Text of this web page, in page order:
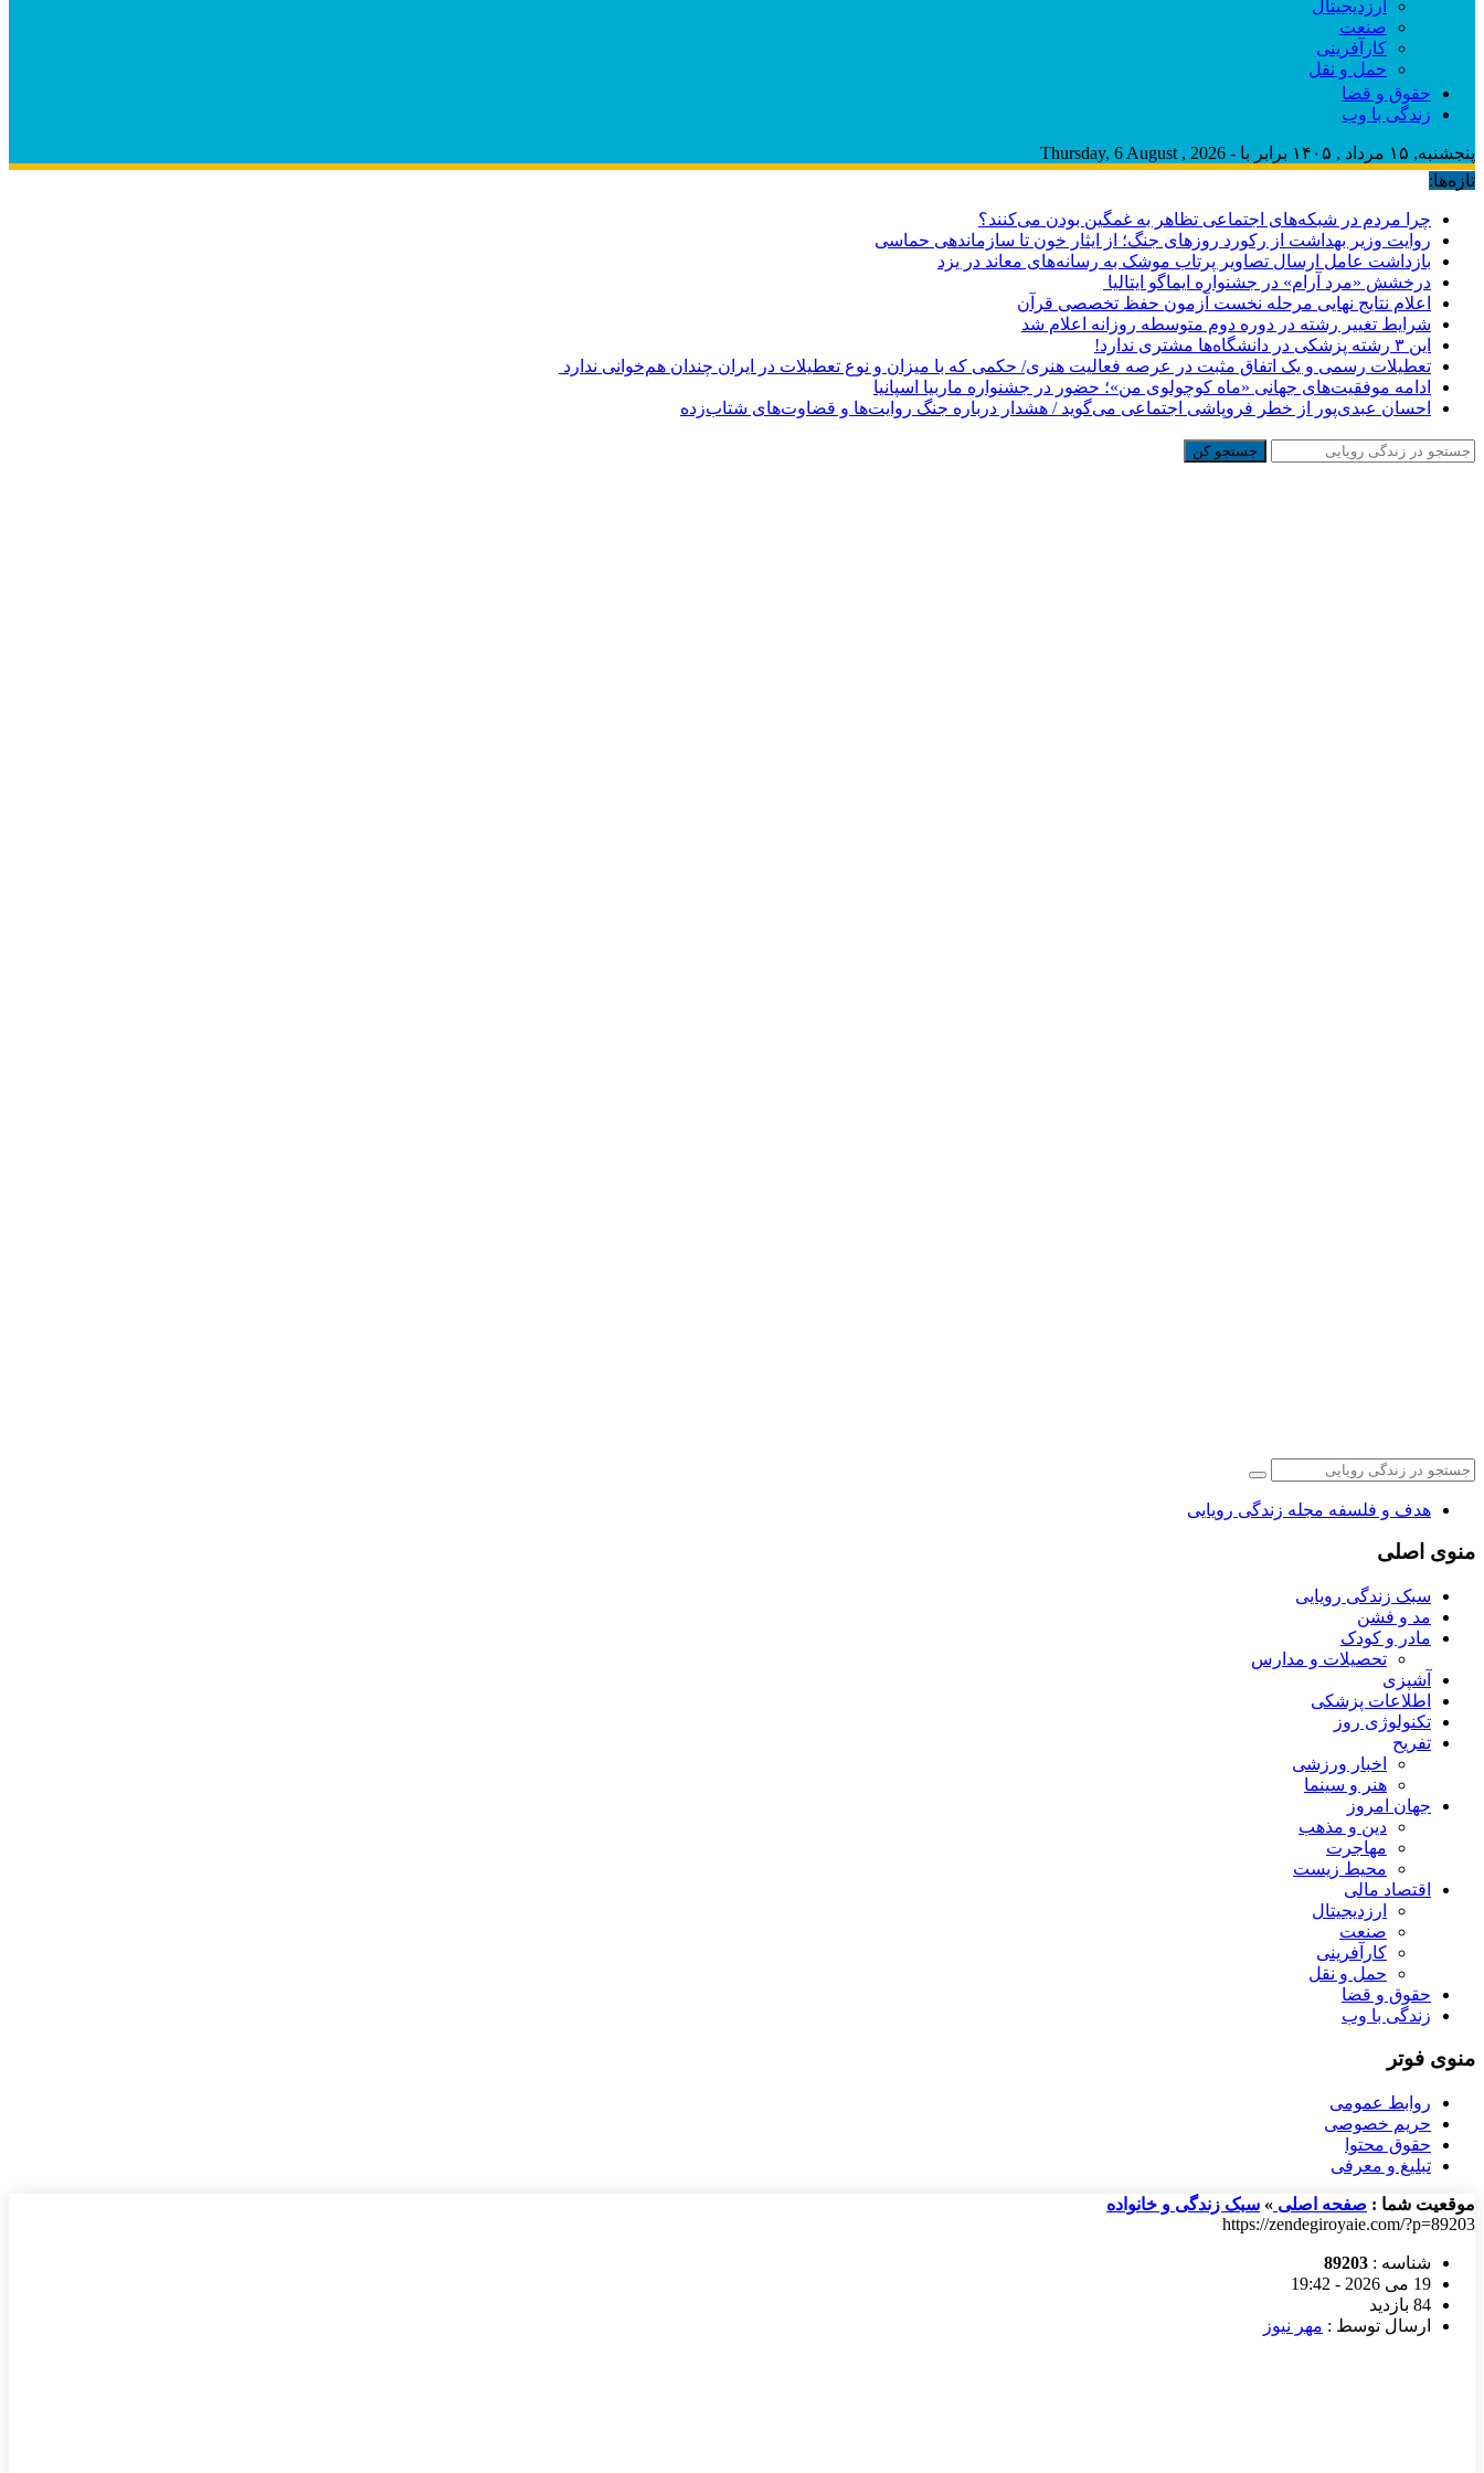
ارزدیجیتال
صنعت
کارآفرینی
حمل و نقل
حقوق و قضا
زندگی با وب
پنجشنبه, ۱۵ مرداد , ۱۴۰۵ برابر با - Thursday, 6 August , 2026
تازه‌ها:
چرا مردم در شبکه‌های اجتماعی تظاهر به غمگین بودن می‌کنند؟
روایت وزیر بهداشت از رکورد روزهای جنگ؛ از ایثار خون تا سازماندهی حماسی
بازداشت عامل ارسال تصاویر پرتاب موشک به رسانه‌های معاند در یزد
درخشش «مرد آرام» در جشنواره ایماگو ایتالیا
اعلام نتایج نهایی مرحله نخست آزمون حفظ تخصصی قرآن
شرایط تغییر رشته در دوره دوم متوسطه روزانه اعلام شد
این ۳ رشته پزشکی در دانشگاه‌ها مشتری ندارد!
تعطیلات رسمی و یک اتفاق مثبت در عرصه فعالیت هنری/ حکمی که با میزان و نوع تعطیلات در ایران چندان هم‌خوانی ندارد
ادامه موفقیت‌های جهانی «ماه کوچولوی من»؛ حضور در جشنواره ماربیا اسپانیا
احسان عبدی‌پور از خطر فروپاشی اجتماعی می‌گوید / هشدار درباره جنگ روایت‌ها و قضاوت‌های شتاب‌زده
جستجو کن
هدف و فلسفه مجله زندگی رویایی
منوی اصلی
سبک زندگی رویایی
مد و فشن
مادر و کودک
تحصیلات و مدارس
آشپزی
اطلاعات پزشکی
تکنولوژی روز
تفریح
اخبار ورزشی
هنر و سینما
جهان امروز
دین و مذهب
مهاجرت
محیط زیست
اقتصاد مالی
ارزدیجیتال
صنعت
کارآفرینی
حمل و نقل
حقوق و قضا
زندگی با وب
منوی فوتر
روابط عمومی
حریم خصوصی
حقوق محتوا
تبلیغ و معرفی
موقعیت شما : صفحه اصلی » سبک زندگی و خانواده
https://zendegiroyaie.com/?p=89203
شناسه : 89203
19 می 2026 - 19:42
84 بازدید
ارسال توسط : مهر نیوز